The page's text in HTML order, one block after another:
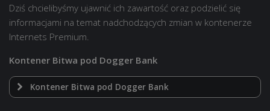
Dziś chcielibyśmy ujawnić ich zawartość oraz podzielić się
informacjami na temat nadchodzących zmian w kontenerze
Internets Premium.
Kontener Bitwa pod Dogger Bank
Kontener Bitwa pod Dogger Bank